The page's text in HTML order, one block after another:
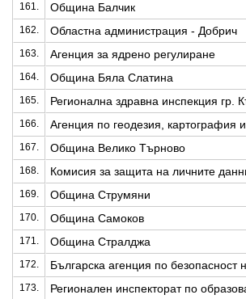
161. Община Балчик
162. Областна администрация - Добрич
163. Агенция за ядрено регулиране
164. Община Бяла Слатина
165. Регионална здравна инспекция гр.
166. Агенция по геодезия, картография
167. Община Велико Търново
168. Комисия за защита на личните
169. Община Струмяни
170. Община Самоков
171. Община Стралджа
172. Българска агенция по безопасност
173. Регионален инспекторат по